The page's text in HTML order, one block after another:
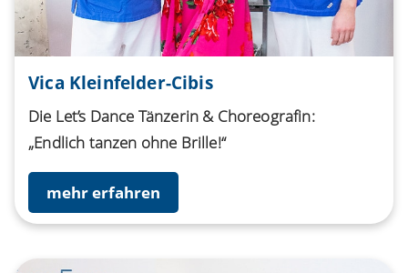
Vica Kleinfelder-Cibis
Die Let’s Dance Tänzerin & Choreografin:
„Endlich tanzen ohne Brille!“
mehr erfahren